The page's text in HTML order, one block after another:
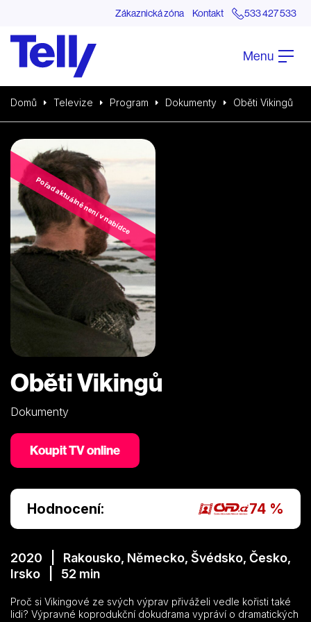
Zákaznická zóna Kontakt 533 427 533
Menu
Domů Televize Program Dokumenty Oběti Vikingů
Pořad aktuálně není v nabídce
Oběti Vikingů
Dokumenty
Koupit TV online
Hodnocení: 74 %
2020 | Rakousko, Německo, Švédsko, Česko,
Irsko | 52 min
Proč si Vikingové ze svých výprav přiváželi vedle kořisti také
lidi? Výpravné koprodukční dokudrama vypráví o dramatických